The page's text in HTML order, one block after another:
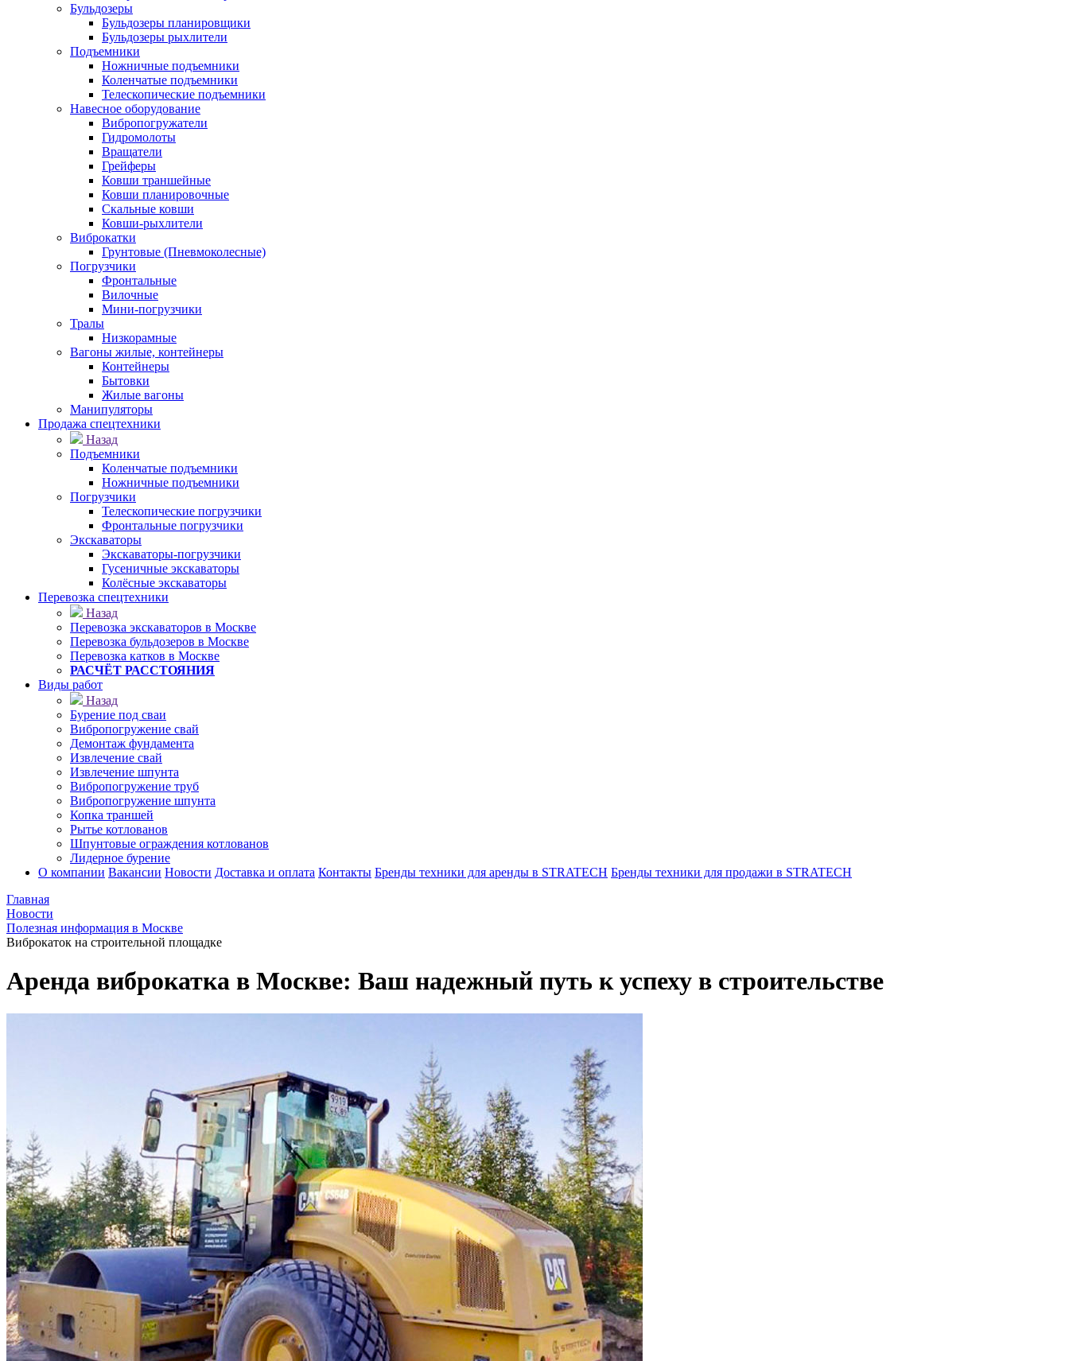
Бульдозеры
Бульдозеры планировщики
Бульдозеры рыхлители
Подъемники
Ножничные подъемники
Коленчатые подъемники
Телескопические подъемники
Навесное оборудование
Вибропогружатели
Гидромолоты
Вращатели
Грейферы
Ковши траншейные
Ковши планировочные
Скальные ковши
Ковши-рыхлители
Виброкатки
Грунтовые (Пневмоколесные)
Погрузчики
Фронтальные
Вилочные
Мини-погрузчики
Тралы
Низкорамные
Вагоны жилые, контейнеры
Контейнеры
Бытовки
Жилые вагоны
Манипуляторы
Продажа спецтехники
Назад
Подъемники
Коленчатые подъемники
Ножничные подъемники
Погрузчики
Телескопические погрузчики
Фронтальные погрузчики
Экскаваторы
Экскаваторы-погрузчики
Гусеничные экскаваторы
Колёсные экскаваторы
Перевозка спецтехники
Назад
Перевозка экскаваторов в Москве
Перевозка бульдозеров в Москве
Перевозка катков в Москве
РАСЧЁТ РАССТОЯНИЯ
Виды работ
Назад
Бурение под сваи
Вибропогружение свай
Демонтаж фундамента
Извлечение свай
Извлечение шпунта
Вибропогружение труб
Вибропогружение шпунта
Копка траншей
Рытье котлованов
Шпунтовые ограждения котлованов
Лидерное бурение
О компании Вакансии Новости Доставка и оплата Контакты Бренды техники для аренды в STRATECH Бренды техники для продажи в STRATECH
Главная
Новости
Полезная информация в Москве
Виброкаток на строительной площадке
Аренда виброкатка в Москве: Ваш надежный путь к успеху в строительстве